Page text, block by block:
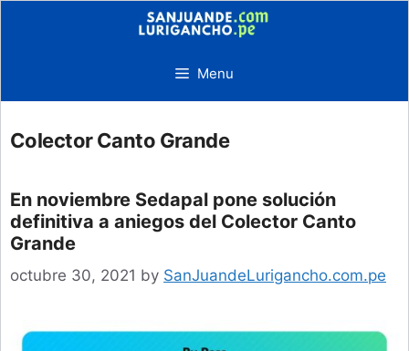
Menu
Colector Canto Grande
En noviembre Sedapal pone solución
definitiva a aniegos del Colector Canto
Grande
octubre 30, 2021 by SanJuandeLurigancho.com.pe